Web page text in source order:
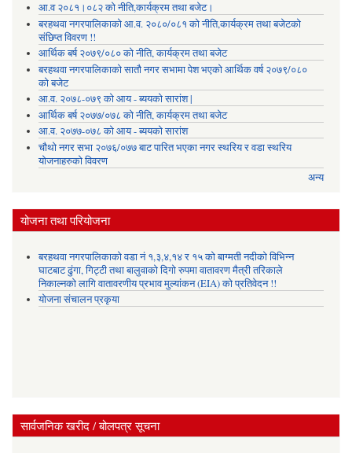
आ.व २०८१।०८२ को नीति,कार्यक्रम तथा बजेट।
बरहथवा नगरपालिकाको आ.व. २०८०/०८१ को नीति,कार्यक्रम तथा बजेटको
संछिप्त विवरण !!
आर्थिक बर्ष २०७९/०८० को नीति, कार्यक्रम तथा बजेट
बरहथवा नगरपालिकाको सातौ नगर सभामा पेश भएको आर्थिक वर्ष २०७९/०८०
को बजेट
आ.व. २०७८-०७९ को आय - ब्ययको सारांश |
आर्थिक बर्ष २०७७/०७८ को नीति, कार्यक्रम तथा बजेट
आ.व. २०७७-०७८ को आय - ब्ययको सारांश
चौथो नगर सभा २०७६/०७७ बाट पारित भएका नगर स्थरिय र वडा स्थरिय
योजनाहरुको विवरण
अन्य
योजना तथा परियोजना
बरहथवा नगरपालिकाको वडा नं १,३,४,१४ र १५ को बाग्मती नदीको विभिन्न
घाटबाट ढुंगा, गिट्टी तथा बालुवाको दिगो रुपमा वातावरण मैत्री तरिकाले
निकाल्नको लागि वातावरणीय प्रभाव मुल्यांकन (EIA) को प्रतिवेदन !!
योजना संचालन प्रकृया
सार्वजनिक खरीद / बोलपत्र सूचना